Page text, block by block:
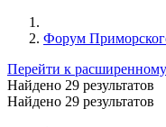
Форум
Перейти к
Найдено 29 результатов
Найдено 29 результатов